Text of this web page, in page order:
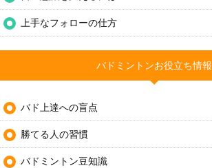
上手なフォローの仕方
バドミントンお役立ち情報
バド上達への盲点
勝てる人の習慣
バドミントン豆知識